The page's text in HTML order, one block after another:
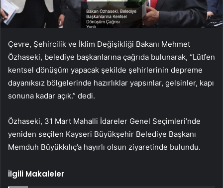
Çevre, Şehircilik ve İklim Değişikliği Bakanı Mehmet
Özhaseki, belediye başkanlarına çağrıda bulunarak, “Lütfen
kentsel dönüşüm yapacak şekilde şehirlerinin depreme
dayanıksız bölgelerinde hazırlıklar yapsınlar, gelsinler, kapı
sonuna kadar açık.” dedi.
Özhaseki, 31 Mart Mahalli İdareler Genel Seçimleri’nde
yeniden seçilen Kayseri Büyükşehir Belediye Başkanı
Memduh Büyükkılıç’a hayırlı olsun ziyaretinde bulundu.
İlgili Makaleler